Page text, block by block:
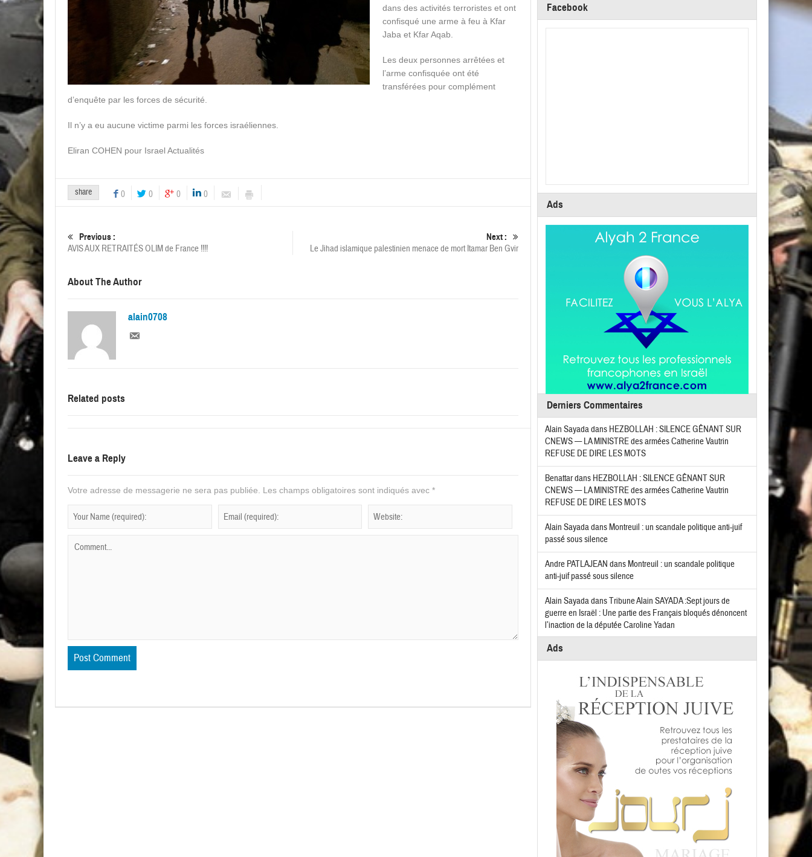
dans des activités terroristes et ont
confisqué une arme à feu à Kfar
Jaba et Kfar Aqab.
Les deux personnes arrêtées et
l’arme confisquée ont été
transférées pour complément
d’enquête par les forces de sécurité.
Il n’y a eu aucune victime parmi les forces israéliennes.
Eliran COHEN pour Israel Actualités
share 0 0 0 0
Previous :
AVIS AUX RETRAITÉS OLIM de France !!!!
Next :
Le Jihad islamique palestinien menace de mort Itamar Ben Gvir
About The Author
alain0708
Related posts
Leave a Reply
Votre adresse de messagerie ne sera pas publiée. Les champs obligatoires sont indiqués avec *
Facebook
Ads
Derniers Commentaires
Alain Sayadadans HEZBOLLAH : SILENCE GÊNANT SUR
CNEWS — LA MINISTRE des armées Catherine Vautrin
REFUSE DE DIRE LES MOTS
Benattardans HEZBOLLAH : SILENCE GÊNANT SUR
CNEWS — LA MINISTRE des armées Catherine Vautrin
REFUSE DE DIRE LES MOTS
Alain Sayadadans Montreuil : un scandale politique anti-juif
passé sous silence
Andre PATLAJEAN dans Montreuil : un scandale politique
anti-juif passé sous silence
Alain SayadadansTribune Alain SAYADA :Sept jours de
guerre en Israël : Une partie des Français bloqués dénoncent
l’inaction de la députée Caroline Yadan
Ads